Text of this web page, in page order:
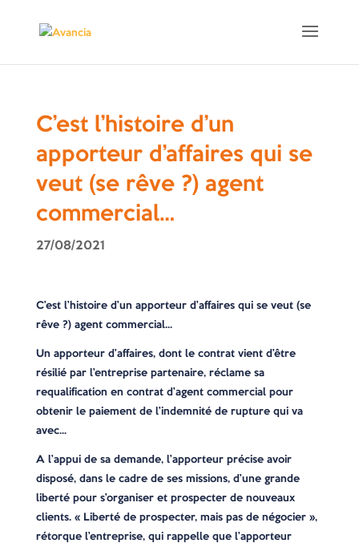
C’est l’histoire d’un
apporteur d’affaires qui se
veut (se rêve ?) agent
commercial…
27/08/2021
C’est l’histoire d’un apporteur d’affaires qui se veut (se
rêve ?) agent commercial…
Un apporteur d’affaires, dont le contrat vient d’être
résilié par l’entreprise partenaire, réclame sa
requalification en contrat d’agent commercial pour
obtenir le paiement de l’indemnité de rupture qui va
avec…
A l’appui de sa demande, l’apporteur précise avoir
disposé, dans le cadre de ses missions, d’une grande
liberté pour s’organiser et prospecter de nouveaux
clients. « Liberté de prospecter, mais pas de négocier »,
rétorque l’entreprise, qui rappelle que l’apporteur